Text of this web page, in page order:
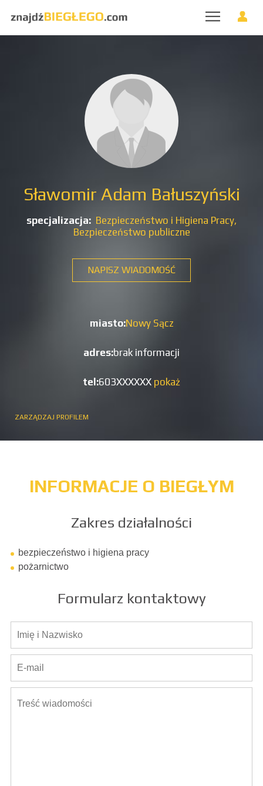
Sławomir Adam Bałuszyński
specjalizacja: Bezpieczeństwo i Higiena Pracy,
Bezpieczeństwo publiczne
NAPISZ WIADOMOŚĆ
miasto:Nowy Sącz
adres:brak informacji
tel:603XXXXXX pokaż
ZARZĄDZAJ PROFILEM
INFORMACJE O BIEGŁYM
Zakres działalności
bezpieczeństwo i higiena pracy
pożarnictwo
Formularz kontaktowy